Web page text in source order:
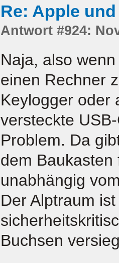
Re: Apple
Antwort #924:
Naja, also
einen Rechner
Keylogger oder
versteckte
Problem. Da
dem Baukasten
unabhängig
Der Alptraum
Buchsen